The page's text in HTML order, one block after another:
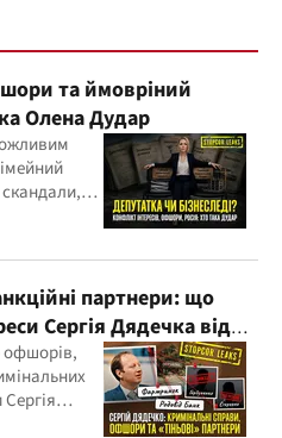
та ймовріний
Олена Дудар
скандали,
партнери: що
Сергія Дядечка від
офшорів,